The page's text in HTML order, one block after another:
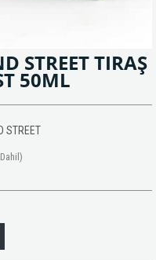
STREET TIRAŞ
50ML
STREET